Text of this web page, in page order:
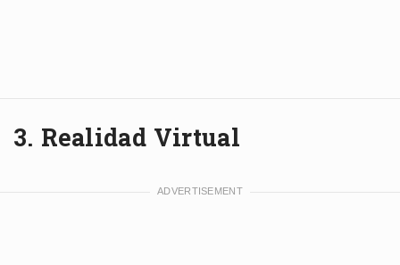
3. Realidad Virtual